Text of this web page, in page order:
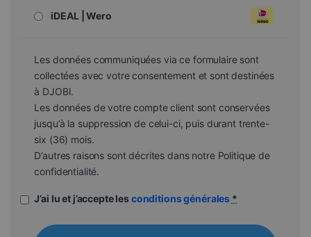
iDEAL | Wero
Les données communiquées via ce formulaire sont
collectées avec votre consentement et sont destinées
à DJOBI.
Les données de votre compte client sont conservées
jusqu’à la suppression de celui-ci, puis durant trente-
six (36) mois.
D’autres raisons sont décrites dans notre Politique de
confidentialité.
J’ai lu et j’accepte lesconditions générales *